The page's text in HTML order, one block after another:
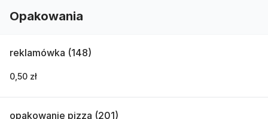
Opakowania
reklamówka (148)
0,50 zł
opakowanie pizza (201)